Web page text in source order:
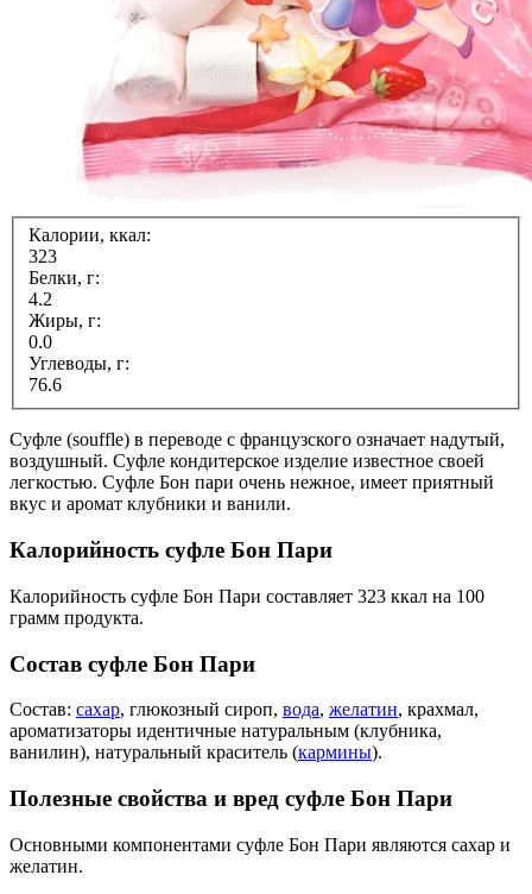
Калории, ккал:
323
Белки, г:
4.2
Жиры, г:
0.0
Углеводы, г:
76.6
Суфле (souffle) в переводе с французского означает надутый,
воздушный. Суфле кондитерское изделие известное своей
легкостью. Суфле Бон пари очень нежное, имеет приятный
вкус и аромат клубники и ванили.
Калорийность суфле Бон Пари
Калорийность суфле Бон Пари составляет 323 ккал на 100
грамм продукта.
Состав суфле Бон Пари
Состав: сахар, глюкозный сироп, вода, желатин, крахмал,
ароматизаторы идентичные натуральным (клубника,
ванилин), натуральный краситель (кармины).
Полезные свойства и вред суфле Бон Пари
Основными компонентами суфле Бон Пари являются сахар и
желатин.